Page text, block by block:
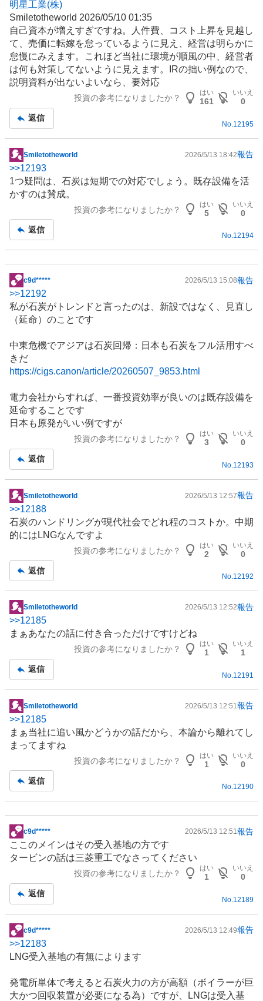
明星工業(株)
Smiletotheworld 2026/05/10 01:35
自己資本が増えすぎですね。人件費、コスト上昇を見越し
て、売価に転嫁を怠っているように見え、経営は明らかに
怠慢にみえます。これほど当社に環境が順風の中、経営者
は何も対策してないように見えます。
IRの拙い例なので、
説明資料が出ないよいなら、要対応
投資の参考になりましたか？
はい
161
いいえ
0
返信
No. 12195
掲
示
板
記
Smiletotheworld 2026/5/13 18:42報告
>>12193
1つ疑問は、 石炭は短期での対応でしょう。既存設備を活
かすのは賛成。
投資の参考になりましたか？
はい
5
いいえ
0
返信
No.12194
掲
示
板
記
c9d***** 2026/5/13 15:08報告
>>12192
私が石炭がトレンドと言ったのは、新設ではなく、見直し
（延命）のことです
中東危機でアジアは石炭回帰：日本も石炭をフル活用すべ
きだ
https://cigs.canon/article/20260507_9853.html
電力会社からすれば、一番投資効率が良いのは既存設備を
延命することです
日本も原発がいい例ですが
投資の参考になりましたか？
はい
3
いいえ
0
返信
No. 12193
掲
示
板
記
Smiletotheworld 2026/5/13 12:57報告
>>12188
石炭のハンドリングが現代社会でどれ程のコストか。中期
的には LNGなんですよ
投資の参考になりましたか？
はい
2
いいえ
0
返信
No.12192
掲
示
板
Smiletotheworld 2026/5/13 12:52報告
>>12185
まぁあなたの話に付き合っただけですけどね
投資の参考になりましたか？
はい
1
いいえ
1
返信
No. 12191
掲
示
板
記
Smiletotheworld 2026/5/13 12:51 報告
>>12185
まぁ当社に追い風かどうかの話だから、本論から離れてし
まってますね
投資の参考になりましたか？
はい
1
いいえ
0
返信
No.12190
掲
示
板
c9d***** 2026/5/13 12:51報告
ここのメインはその受入基地の方です
タービンの話は三菱重工でなさってください
投資の参考になりましたか？
はい
1
いいえ
0
返信
No. 12189
掲
示
板
事
c9d***** 2026/5/13 12:49報告
>>12183
LNG受入基地の有無によります
発電所単体で考えると石炭火力の方が高額（ボイラーが巨
大かつ回収装置が必要になる為）ですが、
LNGは受入基